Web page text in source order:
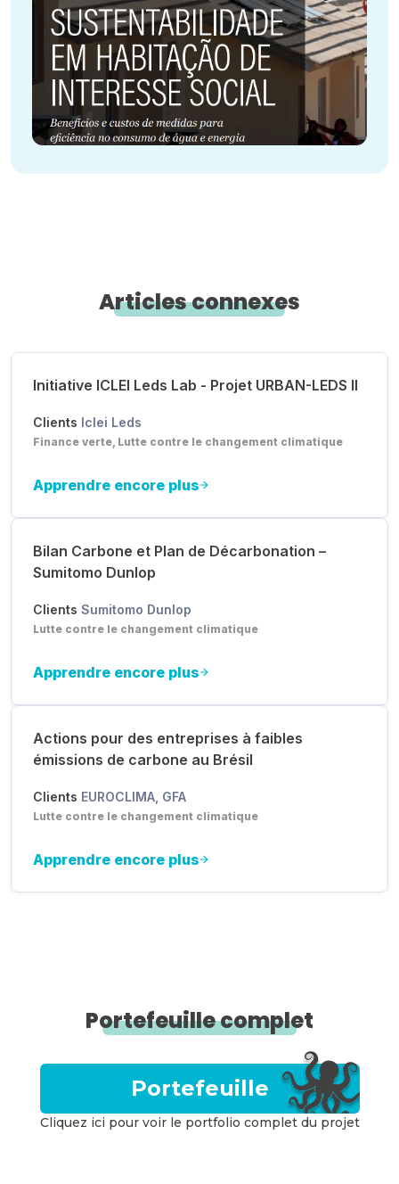
Articles connexes
Initiative ICLEI Leds Lab - Projet URBAN-LEDS II
Clients Iclei Leds
Finance verte, Lutte contre le changement climatique
Apprendre encore plus
Bilan Carbone et Plan de Décarbonation –
Sumitomo Dunlop
Clients Sumitomo Dunlop
Lutte contre le changement climatique
Apprendre encore plus
Actions pour des entreprises à faibles
émissions de carbone au Brésil
Clients EUROCLIMA, GFA
Lutte contre le changement climatique
Apprendre encore plus
Portefeuille complet
Portefeuille
Cliquez ici pour voir le portfolio complet du projet